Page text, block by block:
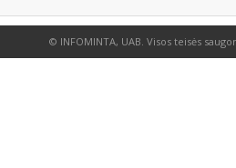
© INFOMINTA, UAB. Visos teisės